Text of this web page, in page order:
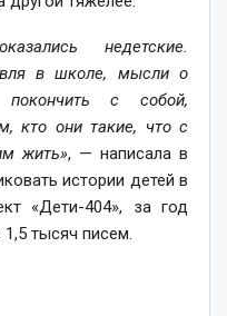
недетские.
в школе, мысли о
с собой,
кто они такие, что с
жить», — написала в
истории детей в
«Дети-404», за год
тысяч писем.